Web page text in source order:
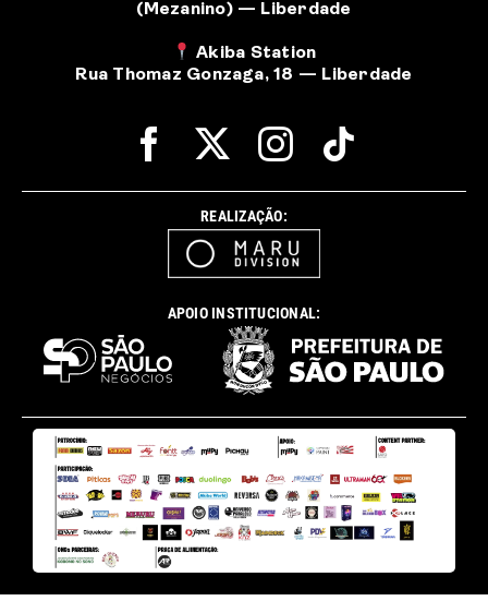
(Mezanino) — Liberdade
Akiba Station
Rua Thomaz Gonzaga, 18 — Liberdade
REALIZAÇÃO:
APOIO INSTITUCIONAL: